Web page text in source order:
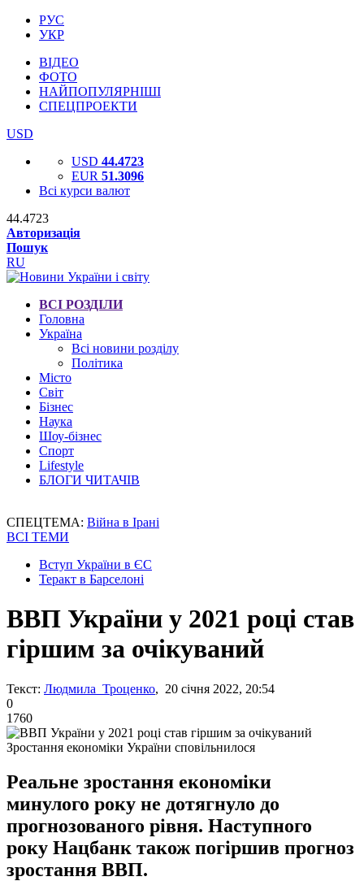
РУС
УКР
ВІДЕО
ФОТО
НАЙПОПУЛЯРНІШІ
СПЕЦПРОЕКТИ
USD
USD 44.4723
EUR 51.3096
Всі курси валют
44.4723
Авторизація
Пошук
RU
ВСІ РОЗДІЛИ
Головна
Україна
Всі новини розділу
Політика
Місто
Світ
Бізнес
Наука
Шоу-бізнес
Спорт
Lifestyle
БЛОГИ ЧИТАЧІВ
СПЕЦТЕМА: Війна в Ірані
ВСІ ТЕМИ
Вступ України в ЄС
Теракт в Барселоні
ВВП України у 2021 році став
гіршим за очікуваний
Текст: Людмила Троценко, 20 січня 2022, 20:54
0
1760
Зростання економіки України сповільнилося
Реальне зростання економіки
минулого року не дотягнуло до
прогнозованого рівня. Наступного
року Нацбанк також погіршив прогноз
зростання ВВП.